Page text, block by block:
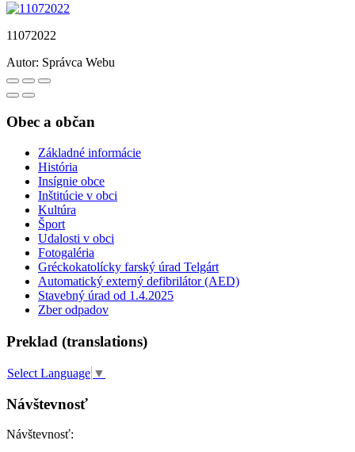
11072022
Autor: Správca Webu
Obec a občan
Základné informácie
História
Insígnie obce
Inštitúcie v obci
Kultúra
Šport
Udalosti v obci
Fotogaléria
Gréckokatolícky farský úrad Telgárt
Automatický externý defibrilátor (AED)
Stavebný úrad od 1.4.2025
Zber odpadov
Preklad (translations)
Select Language ▼
Návštevnosť
Návštevnosť: